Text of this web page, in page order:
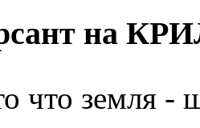
на
что земля -